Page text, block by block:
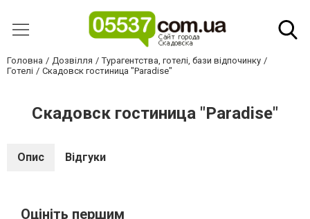
Головна Дозвілля
Турагентства, готелі, бази відпочинку
Готелі
Скадовск гостиница "Paradise"
Скадовск гостиница "Paradise"
Опис Відгуки
Оцініть першим